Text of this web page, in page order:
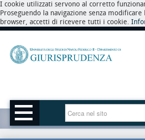
I cookie utilizzati servono al corretto
Proseguendo la navigazione senza
browser, accetti di ricevere tutti i cookie.